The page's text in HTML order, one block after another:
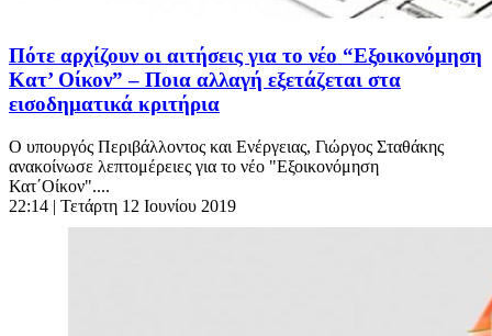
Πότε αρχίζουν οι αιτήσεις για το νέο “Εξοικονόμηση
Κατ’ Οίκον” – Ποια αλλαγή εξετάζεται στα
εισοδηματικά κριτήρια
Ο υπουργός Περιβάλλοντος και Ενέργειας, Γιώργος Σταθάκης
ανακοίνωσε λεπτομέρειες για το νέο "Εξοικονόμηση
Κατ΄Οίκον"....
22:14 | Τετάρτη 12 Ιουνίου 2019